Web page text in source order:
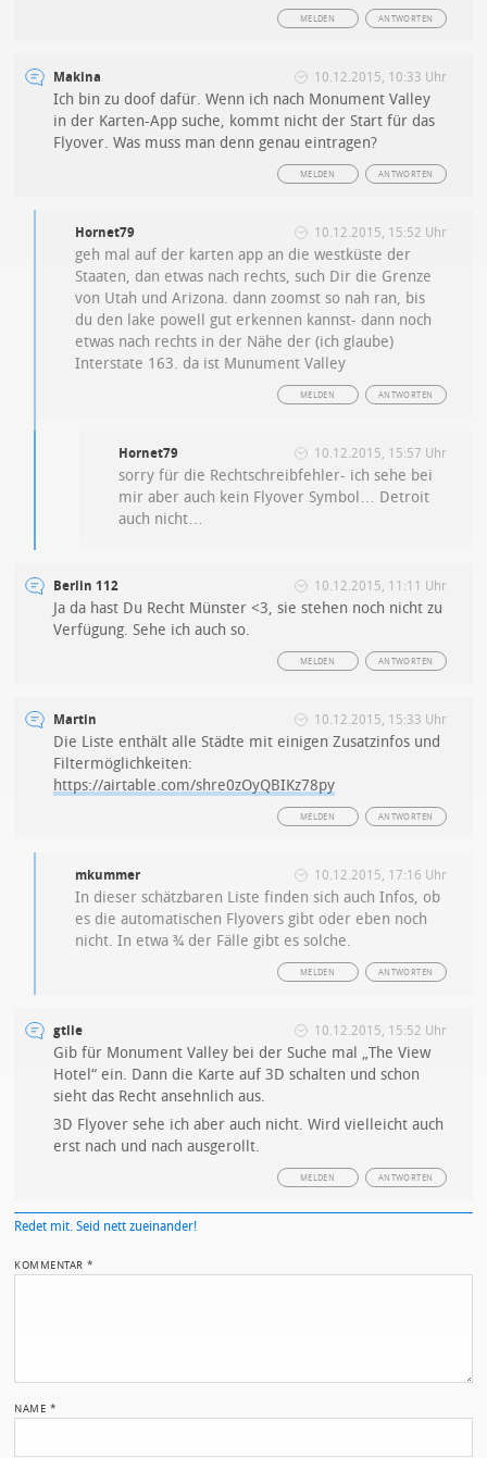
ANTWORTEN
MELDEN
Makina 10.12.2015, 10:33 Uhr
Ich bin zu doof dafür. Wenn ich nach Monument Valley
in der Karten-App suche, kommt nicht der Start für das
Flyover. Was muss man denn genau eintragen?
ANTWORTEN
MELDEN
Hornet79 10.12.2015, 15:52 Uhr
geh mal auf der karten app an die westküste der
Staaten, dan etwas nach rechts, such Dir die Grenze
von Utah und Arizona. dann zoomst so nah ran, bis
du den lake powell gut erkennen kannst- dann noch
etwas nach rechts in der Nähe der (ich glaube)
Interstate 163. da ist Munument Valley
ANTWORTEN
MELDEN
Hornet79 10.12.2015, 15:57 Uhr
sorry für die Rechtschreibfehler- ich sehe bei
mir aber auch kein Flyover Symbol… Detroit
auch nicht…
Berlin 112 10.12.2015, 11:11 Uhr
Ja da hast Du Recht Münster <3, sie stehen noch nicht zu
Verfügung. Sehe ich auch so.
ANTWORTEN
MELDEN
Martin 10.12.2015, 15:33 Uhr
Die Liste enthält alle Städte mit einigen Zusatzinfos und
Filtermöglichkeiten:
https://airtable.com/shre0zOyQBIKz78py
ANTWORTEN
MELDEN
mkummer 10.12.2015, 17:16 Uhr
In dieser schätzbaren Liste finden sich auch Infos, ob
es die automatischen Flyovers gibt oder eben noch
nicht. In etwa ¾ der Fälle gibt es solche.
ANTWORTEN
MELDEN
gtlie 10.12.2015, 15:52 Uhr
Gib für Monument Valley bei der Suche mal „The View
Hotel“ ein. Dann die Karte auf 3D schalten und schon
sieht das Recht ansehnlich aus.
3D Flyover sehe ich aber auch nicht. Wird vielleicht auch
erst nach und nach ausgerollt.
ANTWORTEN
MELDEN
Redet mit. Seid nett zueinander!
KOMMENTAR*
NAME *